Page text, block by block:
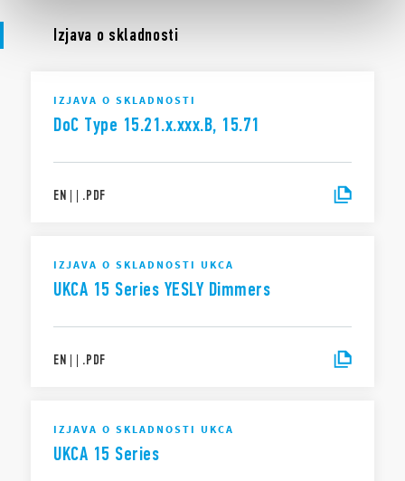
Izjava o skladnosti
IZJAVA O SKLADNOSTI
DoC Type 15.21.x.xxx.B, 15.71
EN | | .PDF
IZJAVA O SKLADNOSTI UKCA
UKCA 15 Series YESLY Dimmers
EN | | .PDF
IZJAVA O SKLADNOSTI UKCA
UKCA 15 Series